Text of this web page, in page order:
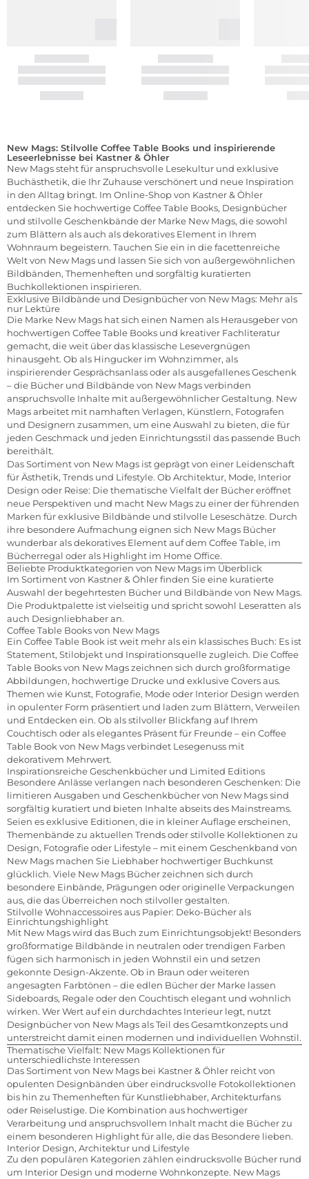
New Mags: Stilvolle Coffee Table Books und inspirierende
Leseerlebnisse bei Kastner & Öhler
New Mags steht für anspruchsvolle Lesekultur und exklusive
Buchästhetik, die Ihr Zuhause verschönert und neue Inspiration
in den Alltag bringt. Im Online-Shop von Kastner & Öhler
entdecken Sie hochwertige Coffee Table Books, Designbücher
und stilvolle Geschenkbände der Marke New Mags, die sowohl
zum Blättern als auch als dekoratives Element in Ihrem
Wohnraum begeistern. Tauchen Sie ein in die facettenreiche
Welt von New Mags und lassen Sie sich von außergewöhnlichen
Bildbänden, Themenheften und sorgfältig kuratierten
Buchkollektionen inspirieren.
Exklusive Bildbände und Designbücher von New Mags: Mehr als
nur Lektüre
Die Marke New Mags hat sich einen Namen als Herausgeber von
hochwertigen Coffee Table Books und kreativer Fachliteratur
gemacht, die weit über das klassische Lesevergnügen
hinausgeht. Ob als Hingucker im Wohnzimmer, als
inspirierender Gesprächsanlass oder als ausgefallenes Geschenk
– die Bücher und Bildbände von New Mags verbinden
anspruchsvolle Inhalte mit außergewöhnlicher Gestaltung. New
Mags arbeitet mit namhaften Verlagen, Künstlern, Fotografen
und Designern zusammen, um eine Auswahl zu bieten, die für
jeden Geschmack und jeden Einrichtungsstil das passende Buch
bereithält.
Das Sortiment von New Mags ist geprägt von einer Leidenschaft
für Ästhetik, Trends und Lifestyle. Ob Architektur, Mode, Interior
Design oder Reise: Die thematische Vielfalt der Bücher eröffnet
neue Perspektiven und macht New Mags zu einer der führenden
Marken für exklusive Bildbände und stilvolle Leseschätze. Durch
ihre besondere Aufmachung eignen sich New Mags Bücher
wunderbar als dekoratives Element auf dem Coffee Table, im
Bücherregal oder als Highlight im Home Office.
Beliebte Produktkategorien von New Mags im Überblick
Im Sortiment von Kastner & Öhler finden Sie eine kuratierte
Auswahl der begehrtesten Bücher und Bildbände von New Mags.
Die Produktpalette ist vielseitig und spricht sowohl Leseratten als
auch Designliebhaber an.
Coffee Table Books von New Mags
Ein Coffee Table Book ist weit mehr als ein klassisches Buch: Es ist
Statement, Stilobjekt und Inspirationsquelle zugleich. Die Coffee
Table Books von New Mags zeichnen sich durch großformatige
Abbildungen, hochwertige Drucke und exklusive Covers aus.
Themen wie Kunst, Fotografie, Mode oder Interior Design werden
in opulenter Form präsentiert und laden zum Blättern, Verweilen
und Entdecken ein. Ob als stilvoller Blickfang auf Ihrem
Couchtisch oder als elegantes Präsent für Freunde – ein Coffee
Table Book von New Mags verbindet Lesegenuss mit
dekorativem Mehrwert.
Inspirationsreiche Geschenkbücher und Limited Editions
Besondere Anlässe verlangen nach besonderen Geschenken: Die
limitieren Ausgaben und Geschenkbücher von New Mags sind
sorgfältig kuratiert und bieten Inhalte abseits des Mainstreams.
Seien es exklusive Editionen, die in kleiner Auflage erscheinen,
Themenbände zu aktuellen Trends oder stilvolle Kollektionen zu
Design, Fotografie oder Lifestyle – mit einem Geschenkband von
New Mags machen Sie Liebhaber hochwertiger Buchkunst
glücklich. Viele New Mags Bücher zeichnen sich durch
besondere Einbände, Prägungen oder originelle Verpackungen
aus, die das Überreichen noch stilvoller gestalten.
Stilvolle Wohnaccessoires aus Papier: Deko-Bücher als
Einrichtungshighlight
Mit New Mags wird das Buch zum Einrichtungsobjekt! Besonders
großformatige Bildbände in neutralen oder trendigen Farben
fügen sich harmonisch in jeden Wohnstil ein und setzen
gekonnte Design-Akzente. Ob in Braun oder weiteren
angesagten Farbtönen – die edlen Bücher der Marke lassen
Sideboards, Regale oder den Couchtisch elegant und wohnlich
wirken. Wer Wert auf ein durchdachtes Interieur legt, nutzt
Designbücher von New Mags als Teil des Gesamtkonzepts und
unterstreicht damit einen modernen und individuellen Wohnstil.
Thematische Vielfalt: New Mags Kollektionen für
unterschiedlichste Interessen
Das Sortiment von New Mags bei Kastner & Öhler reicht von
opulenten Designbänden über eindrucksvolle Fotokollektionen
bis hin zu Themenheften für Kunstliebhaber, Architekturfans
oder Reiselustige. Die Kombination aus hochwertiger
Verarbeitung und anspruchsvollem Inhalt macht die Bücher zu
einem besonderen Highlight für alle, die das Besondere lieben.
Interior Design, Architektur und Lifestyle
Zu den populären Kategorien zählen eindrucksvolle Bücher rund
um Interior Design und moderne Wohnkonzepte. New Mags